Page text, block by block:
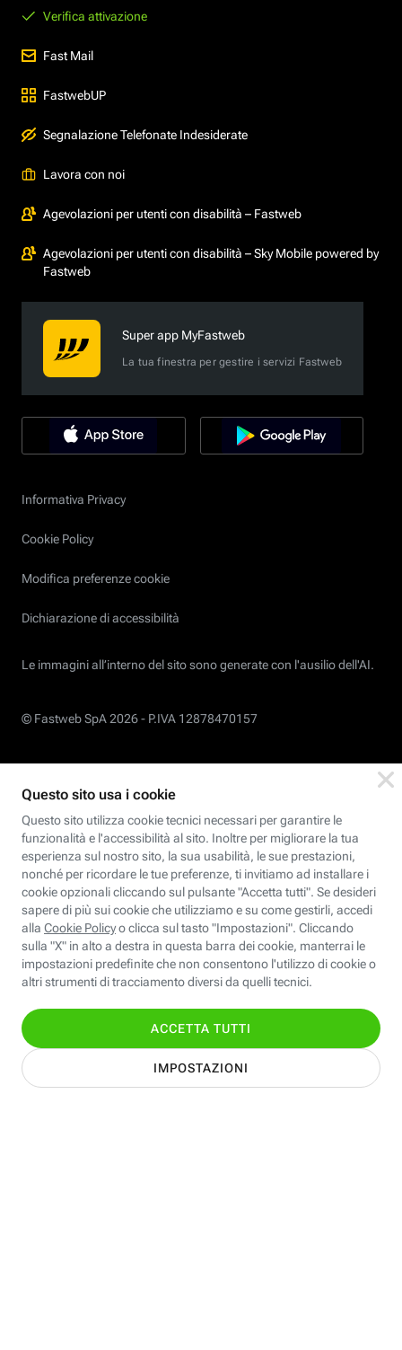
Verifica attivazione
Fast Mail
FastwebUP
Segnalazione Telefonate Indesiderate
Lavora con noi
Agevolazioni per utenti con disabilità – Fastweb
Agevolazioni per utenti con disabilità – Sky Mobile powered by
Fastweb
Super app MyFastweb
La tua finestra per gestire i servizi Fastweb
Informativa Privacy
Cookie Policy
Modifica preferenze cookie
Dichiarazione di accessibilità
Le immagini all’interno del sito sono generate con l'ausilio dell'AI.
© Fastweb SpA 2026 - P.IVA 12878470157